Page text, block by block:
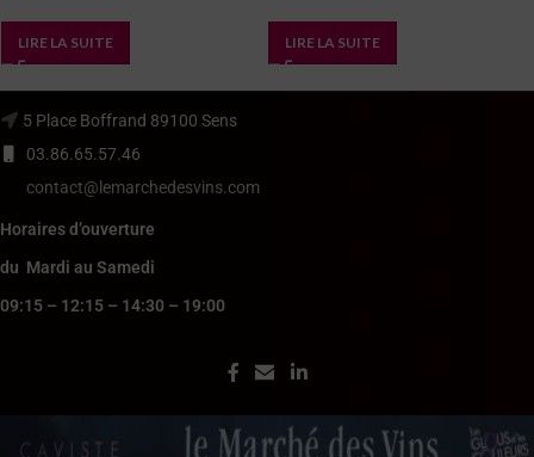
LIRE LA SUITE LIRE LA SUITE
5 Place Boffrand 89100 Sens
03.86.65.57.46
contact@lemarchedesvins.com
Horaires d’ouverture
du Mardi au Samedi
09:15 – 12:15 – 14:30 – 19:00